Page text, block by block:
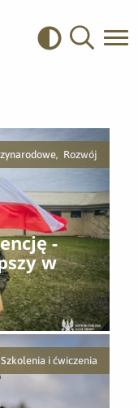
Kontrast
Rozwój
-
w
i ćwiczenia